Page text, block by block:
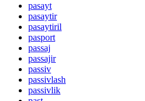
pasayt
pasaytir
pasaytiril
pasport
passaj
passajir
passiv
passivlash
passivlik